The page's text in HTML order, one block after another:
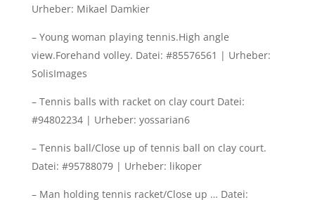
Urheber: Mikael Damkier
– Young woman playing tennis.High angle
view.Forehand volley. Datei: #85576561 | Urheber:
SolisImages
– Tennis balls with racket on clay court Datei:
#94802234 | Urheber: yossarian6
– Tennis ball/Close up of tennis ball on clay court.
Datei: #95788079 | Urheber: likoper
– Man holding tennis racket/Close up … Datei: